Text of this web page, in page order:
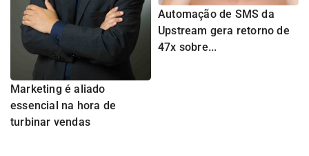
Marketing é aliado
essencial na hora de
turbinar vendas
Automação de SMS da
Upstream gera retorno de
47x sobre...